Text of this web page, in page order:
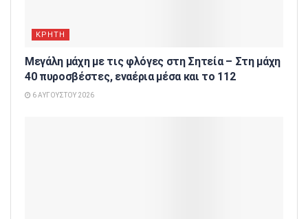
ΚΡΗΤΗ
Μεγάλη μάχη με τις φλόγες στη Σητεία – Στη μάχη
40 πυροσβέστες, εναέρια μέσα και το 112
6 ΑΥΓΟΎΣΤΟΥ 2026